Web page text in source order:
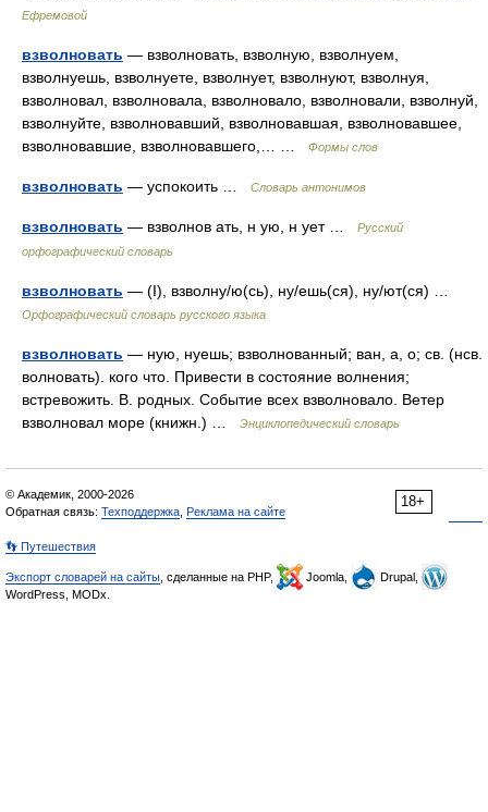
Ефремовой
взволновать — взволновать, взволную, взволнуем,
взволнуешь, взволнуете, взволнует, взволнуют, взволнуя,
взволновал, взволновала, взволновало, взволновали, взволнуй,
взволнуйте, взволновавший, взволновавшая, взволновавшее,
взволновавшие, взволновавшего,… …
Формы слов
взволновать — успокоить … Словарь антонимов
взволновать — взволнов ать, н ую, н ует …
Русский
орфографический словарь
взволновать — (I), взволну/ю(сь), ну/ешь(ся), ну/ют(ся) …
Орфографический словарь русского языка
взволновать — ную, нуешь; взволнованный; ван, а, о; св. (нсв.
волновать). кого что. Привести в состояние волнения;
встревожить. В. родных. Событие всех взволновало. Ветер
взволновал море (книжн.) …
Энциклопедический словарь
18+
© Академик, 2000-2026
Обратная связь: Техподдержка Реклама на сайте
👣 Путешествия
Экспорт словарей на сайты , сделанные на PHP, Joomla,
Drupal,
WordPress, MODx.